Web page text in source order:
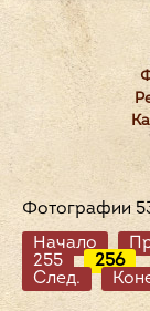
Фотографии
Начало
255
256
След.